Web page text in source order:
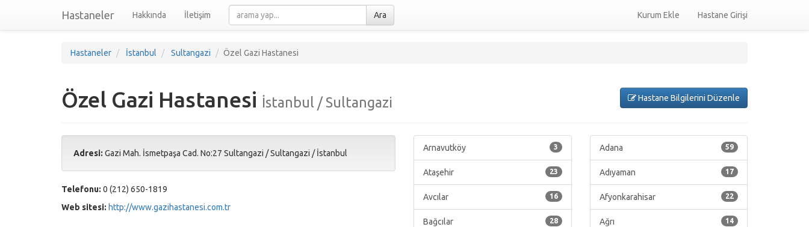
Hastaneler Hakkında İletişim Ara Kurum Ekle Hastane Girişi
Hastaneler İstanbul Sultangazi Özel Gazi Hastanesi
Hastane Bilgilerini Düzenle
Özel Gazi Hastanesi İstanbul / Sultangazi
Adresi: Gazi Mah. İsmetpaşa Cad. No:27 Sultangazi /Sultangazi /İstanbul
Telefonu: 0 (212) 650-1819
Web sitesi: http://www.gazihastanesi.com.tr
3
Arnavutköy
23
Ataşehir
16
Avcılar
28
Bağcılar
59
Adana
17
Adıyaman
22
Afyonkarahisar
14
Ağrı